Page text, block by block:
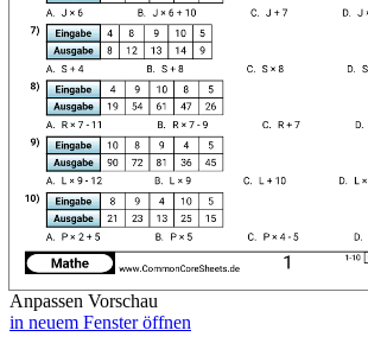
Anpassen Vorschau
in neuem Fenster öffnen